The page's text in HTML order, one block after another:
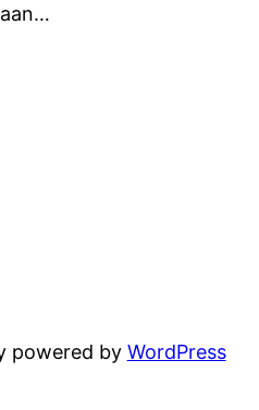
powered by WordPress